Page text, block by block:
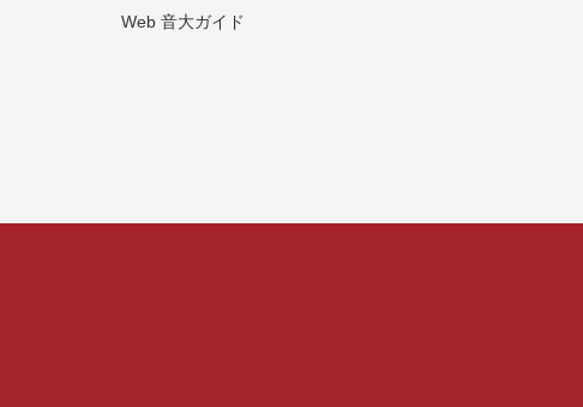
Web 音大ガイド